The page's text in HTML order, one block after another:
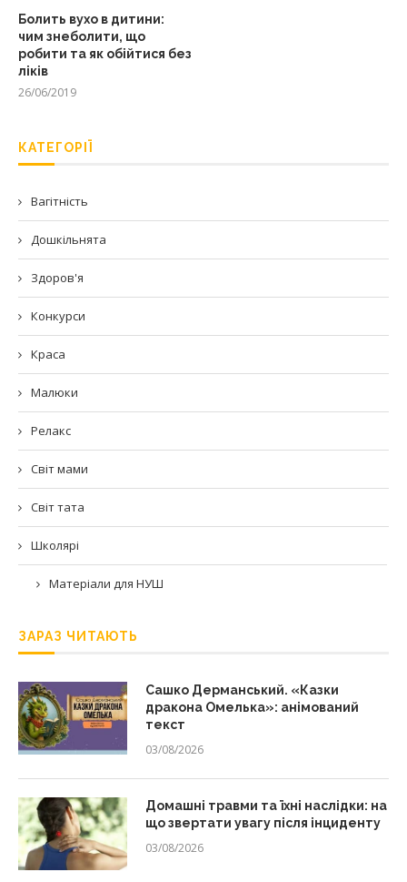
Болить вухо в дитини:
чим знеболити, що
робити та як обійтися без
ліків
26/06/2019
КАТЕГОРІЇ
Вагітність
Дошкільнята
Здоров'я
Конкурси
Краса
Малюки
Релакс
Світ мами
Світ тата
Школярі
Матеріали для НУШ
ЗАРАЗ ЧИТАЮТЬ
Сашко Дерманський. «Казки
дракона Омелька»: анімований
текст
03/08/2026
Домашні травми та їхні наслідки: на
що звертати увагу після інциденту
03/08/2026